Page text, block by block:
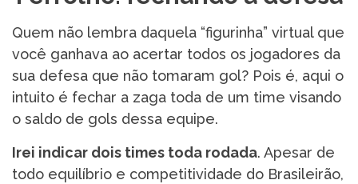
Quem não lembra daquela “figurinha” virtual que
você ganhava ao acertar todos os jogadores da
sua defesa que não tomaram gol? Pois é, aqui o
intuito é fechar a zaga toda de um time visando
o saldo de gols dessa equipe.
Irei indicar dois times toda rodada. Apesar de
todo equilíbrio e competitividade do Brasileirão,